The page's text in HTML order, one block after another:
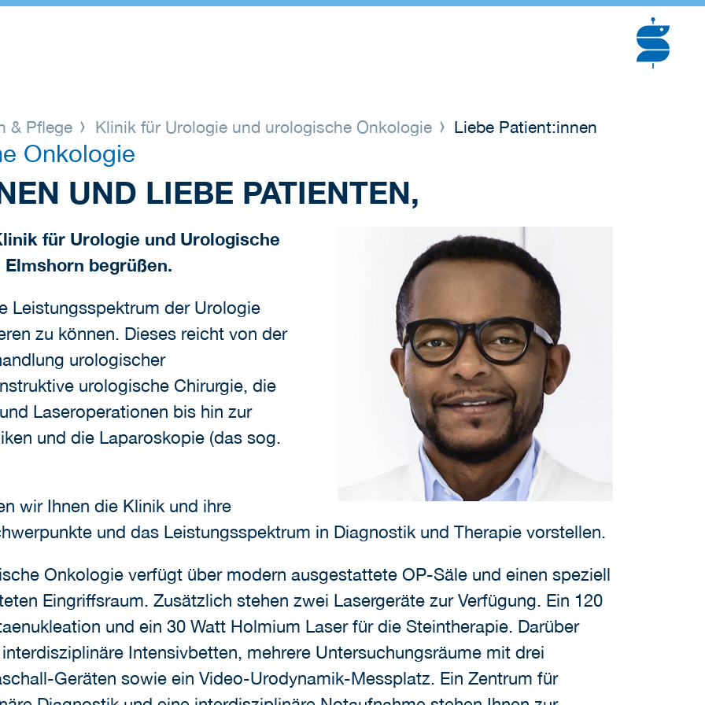
& Pflege Klinik für Urologie und urologische Onkologie Liebe Patient:innen
Onkologie
UND LIEBE PATIENTEN,
für Urologie und Urologische
begrüßen.
Leistungsspektrum der Urologie
zu können. Dieses reicht von der
urologischer
urologische Chirurgie, die
Laseroperationen bis hin zur
und die Laparoskopie (das sog.
wir Ihnen die Klinik und ihre
und das Leistungsspektrum in Diagnostik und Therapie vorstellen.
Onkologie verfügt über modern ausgestattete OP-Säle und einen speziell
Eingriffsraum. Zusätzlich stehen zwei Lasergeräte zur Verfügung. Ein 120
und ein 30 Watt Holmium Laser für die Steintherapie. Darüber
Intensivbetten, mehrere Untersuchungsräume mit drei
Geräten sowie ein Video-Urodynamik-Messplatz. Ein Zentrum für